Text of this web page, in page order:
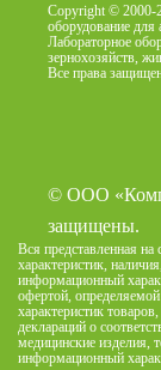
Copyright © 2000-
оборудование
Лабораторное
зернохозяйств,
Все права
© ООО
защищены.
Вся представленная
характеристик,
информационный
офертой,
характеристик
деклараций о
медицинские изделия,
информационный